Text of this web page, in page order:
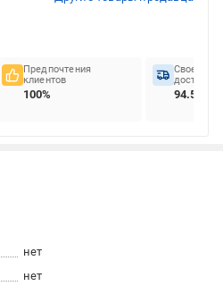
Предпочтения
клиентов
100%
доставок
94.55%
нет
нет